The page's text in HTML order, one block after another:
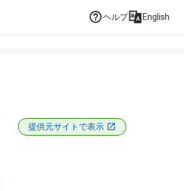
ヘルプ English
提供元サイトで表示